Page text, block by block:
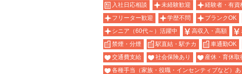
入社日応相談 未経験歓迎 経験者・有資
フリーター歓迎
学歴不問 ブランクOK
シニア（60代～）活躍中
高収入・高額
禁煙・分煙
駅直結・駅チカ 車通勤OK
交通費支給
社会保険あり 産休・育休取
各種手当（家族・役職・インセンティブなど）あ